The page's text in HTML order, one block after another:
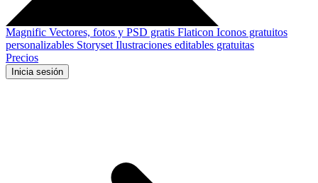
Magnific Vectores, fotos y PSD gratis Flaticon Iconos gratuitos
personalizables Storyset Ilustraciones editables gratuitas
Precios
Inicia sesión